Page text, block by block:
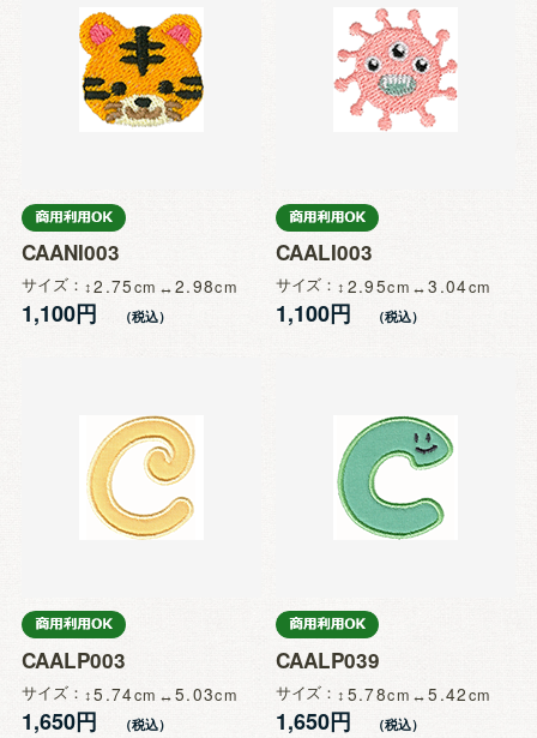
CAANI003
サイズ 2.75 2.98
1,100円
CAALI003
サイズ 2.95 3.04
1,100円
CAALP003
サイズ 5.74 5.03
1,650円
CAALP039
サイズ 5.78 5.42
1,650円